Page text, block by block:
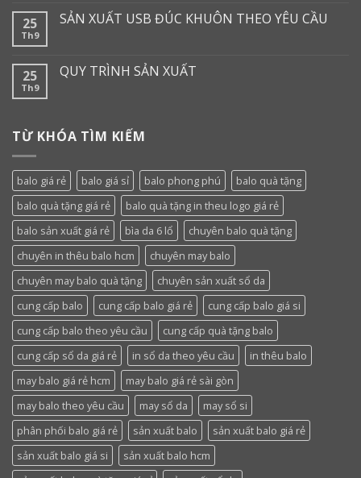
25
Th9
SẢN XUẤT USB ĐÚC KHUÔN THEO YÊU CẦU
25
Th9
QUY TRÌNH SẢN XUẤT
TỪ KHÓA TÌM KIẾM
balo giá rẻ balo giá sỉ balo phong phú
balo quà tặng
balo quà tặng giá rẻ
balo quà tặng in theu logo giá rẻ
balo sản xuất giá rẻ
bìa da 6 lổ
chuyên balo quà tặng
chuyên in thêu balo hcm
chuyên may balo
chuyên may balo quà tặng
chuyên sản xuất sổ da
cung cấp balo
cung cấp balo giá rẻ
cung cấp balo giá si
cung cấp balo theo yêu cầu
cung cấp quà tặng balo
cung cấp sổ da giá rẻ
in sổ da theo yêu cầu
in thêu balo
may balo giá rẻ hcm
may balo giá rẻ sài gòn
may balo theo yêu cầu
may sổ da
may sổ si
phân phối balo giá rẻ
sản xuất balo
sản xuất balo giá rẻ
sản xuất balo giá si
sản xuất balo hcm